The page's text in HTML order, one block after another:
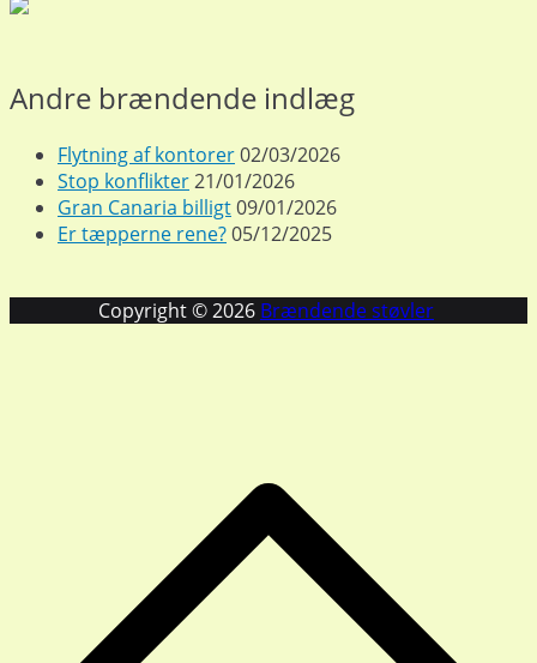
Andre brændende indlæg
Flytning af kontorer02/03/2026
Stop konflikter21/01/2026
Gran Canaria billigt09/01/2026
Er tæpperne rene?05/12/2025
Copyright © 2026 Brændende støvler